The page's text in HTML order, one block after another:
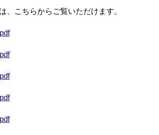
、こちらからご覧いただけます。